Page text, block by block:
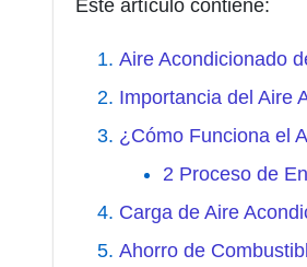
Este artículo contiene:
Aire Acondicionado
Importancia del Aire
¿Cómo Funciona el
2 Proceso de
Carga de Aire
Ahorro de